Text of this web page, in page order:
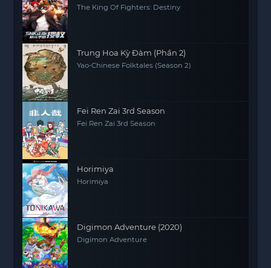
The King Of Fighters: Destiny
Trung Hoa Kỳ Đàm (Phần 2)
Yao-Chinese Folktales (Season 2)
Fei Ren Zai 3rd Season
Fei Ren Zai 3rd Season
Horimiya
Horimiya
Digimon Adventure (2020)
Digimon Adventure